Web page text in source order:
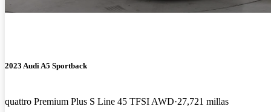
2023 Audi A5 Sportback
quattro Premium Plus S Line 45 TFSI AWD 27,721 millas